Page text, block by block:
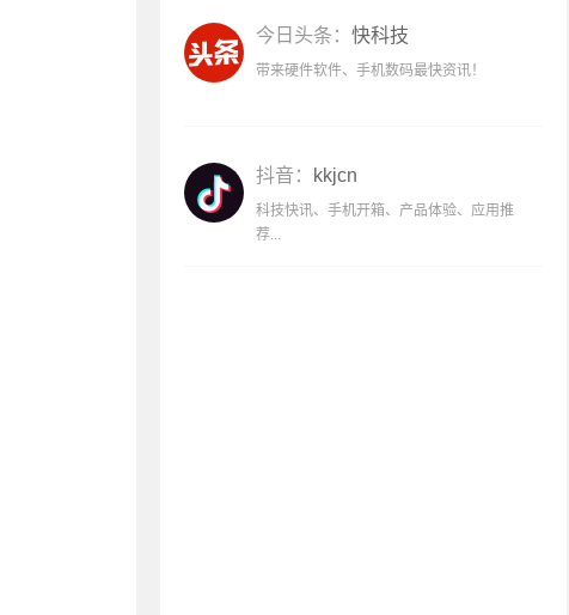
今日头条： 快科技
带来硬件软件、手机数码最快资讯！
抖音： kkjcn
科技快讯、手机开箱、产品体验、应用推
荐...